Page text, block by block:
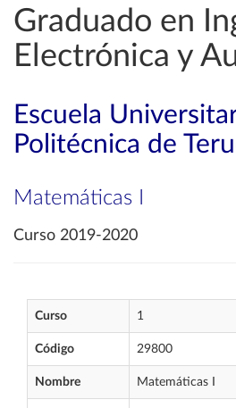
Graduado en
Electrónica y
Escuela
Politécnica de
Matemáticas I
Curso 2019-2020
Curso 1
Código 29800
Nombre Matemáticas I